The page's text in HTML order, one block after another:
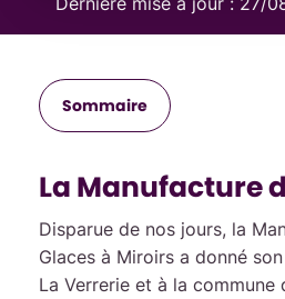
Sommaire
La Manufacture
Disparue de nos jours, la
Glaces à Miroirs a donné
La Verrerie et à la commune